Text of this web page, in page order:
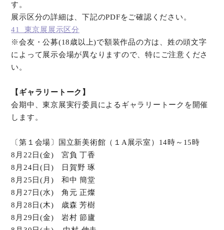
す。
展示区分の詳細は、下記のPDFをご確認ください。
41_東京展展示区分
※会友・公募(18歳以上)で額装作品の方は、姓の頭文字
によって展示会場が異なりますので、特にご注意くださ
い。
【ギャラリートーク】
会期中、東京展実行委員によるギャラリートークを開催
します。
〔第１会場〕国立新美術館（１A展示室）14時～15時
8月22日(金) 宮負 丁香
8月24日(日) 日賀野 琢
8月25日(月) 和中 簡堂
8月27日(水) 角元 正燦
8月28日(木) 歳森 芳樹
8月29日(金) 岩村 節廬